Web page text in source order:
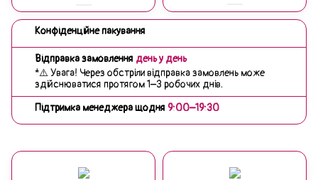
Конфіденційне пакування
Відправка замовлення день у день
*⚠️ Увага! Через обстріли відправка замовлень може
здійснюватися протягом 1–3 робочих днів.
Підтримка менеджера щодня 9:00–19:30